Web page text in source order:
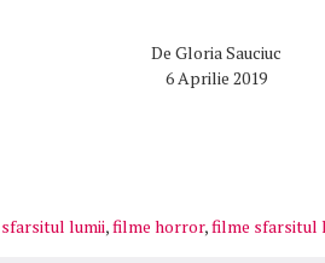
De Gloria Sauciuc
6 Aprilie 2019
sfarsitul lumii,filme horror,filme sfarsitul